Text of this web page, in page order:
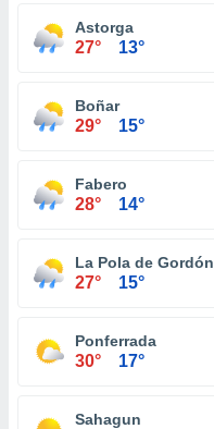
Astorga
27° 13°
Boñar
29° 15°
Fabero
28° 14°
La Pola de Gordón
27° 15°
Ponferrada
30° 17°
Sahagun